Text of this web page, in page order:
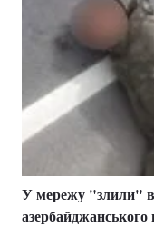
У мережу "злили"
азербайджанського